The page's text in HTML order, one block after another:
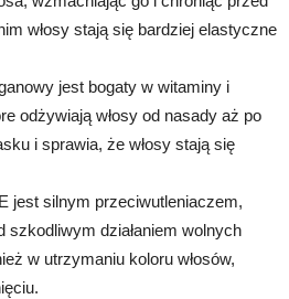
włosy stają się bardziej elastyczne
jest bogaty w witaminy i
odżywiają włosy od nasady aż po
i sprawia, że włosy stają się
jest silnym przeciwutleniaczem,
szkodliwym działaniem wolnych
w utrzymaniu koloru włosów,